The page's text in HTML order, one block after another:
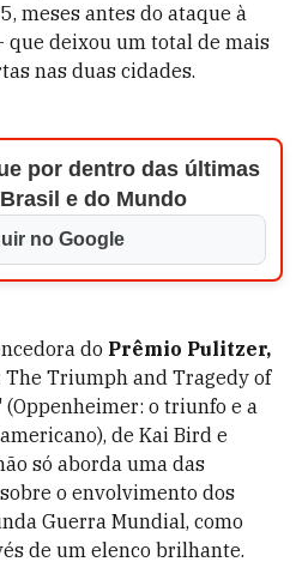
meses antes do ataque à
que deixou um total de mais
nas duas cidades.
por dentro das últimas
e do Mundo
no Google
do Prêmio Pulitzer,
Triumph and Tragedy of
o triunfo e a
de Kai Bird e
só aborda uma das
o envolvimento dos
Guerra Mundial, como
de um elenco brilhante.